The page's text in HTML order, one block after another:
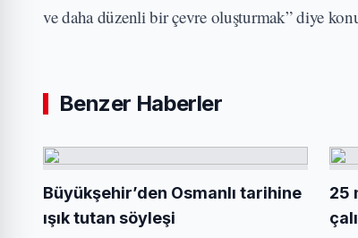
ve daha düzenli bir çevre oluşturmak” diye
Benzer Haberler
Büyükşehir’den Osmanlı tarihine
ışık tutan söyleşi
25